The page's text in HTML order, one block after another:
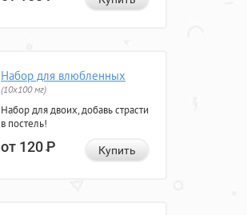
Набор для влюбленных
(10х100 мг)
Набор для двоих, добавь страсти
в постель!
от 120Р Купить